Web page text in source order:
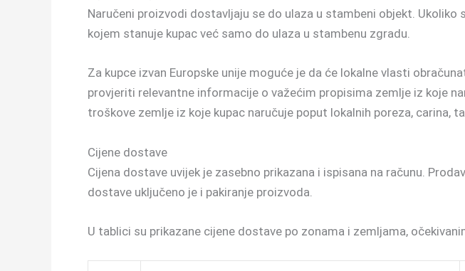
Naručeni proizvodi dostavljaju se do ulaza u stambeni objekt.
kojem stanuje kupac već samo do ulaza u stambenu zgradu.
Za kupce izvan Europske unije moguće je da će lokalne vlasti
provjeriti relevantne informacije o važećim propisima zemlje iz koje
troškove zemlje iz koje kupac naručuje poput lokalnih poreza, carina,
Cijene dostave
Cijena dostave uvijek je zasebno prikazana i ispisana na računu.
dostave uključeno je i pakiranje proizvoda.
U tablici su prikazane cijene dostave po zonama i zemljama,